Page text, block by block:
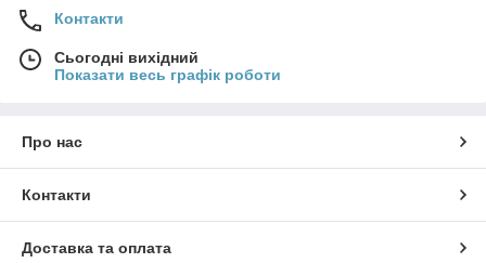
Контакти
Сьогодні вихідний
Показати весь графік роботи
Про нас
Контакти
Доставка та оплата